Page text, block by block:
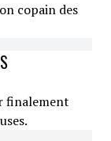
copain des
finalement